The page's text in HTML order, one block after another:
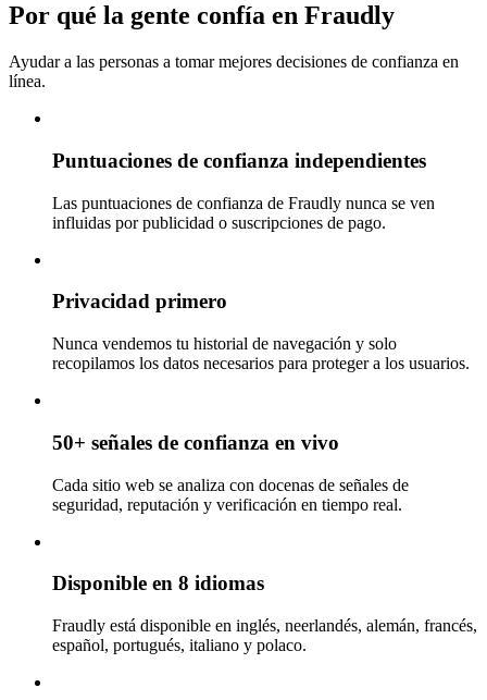
Por qué la gente confía en Fraudly
Ayudar a las personas a tomar mejores decisiones de confianza en
línea.
Puntuaciones de confianza independientes
Las puntuaciones de confianza de Fraudly nunca se ven
influidas por publicidad o suscripciones de pago.
Privacidad primero
Nunca vendemos tu historial de navegación y solo
recopilamos los datos necesarios para proteger a los usuarios.
50+ señales de confianza en vivo
Cada sitio web se analiza con docenas de señales de
seguridad, reputación y verificación en tiempo real.
Disponible en 8 idiomas
Fraudly está disponible en inglés, neerlandés, alemán, francés,
español, portugués, italiano y polaco.